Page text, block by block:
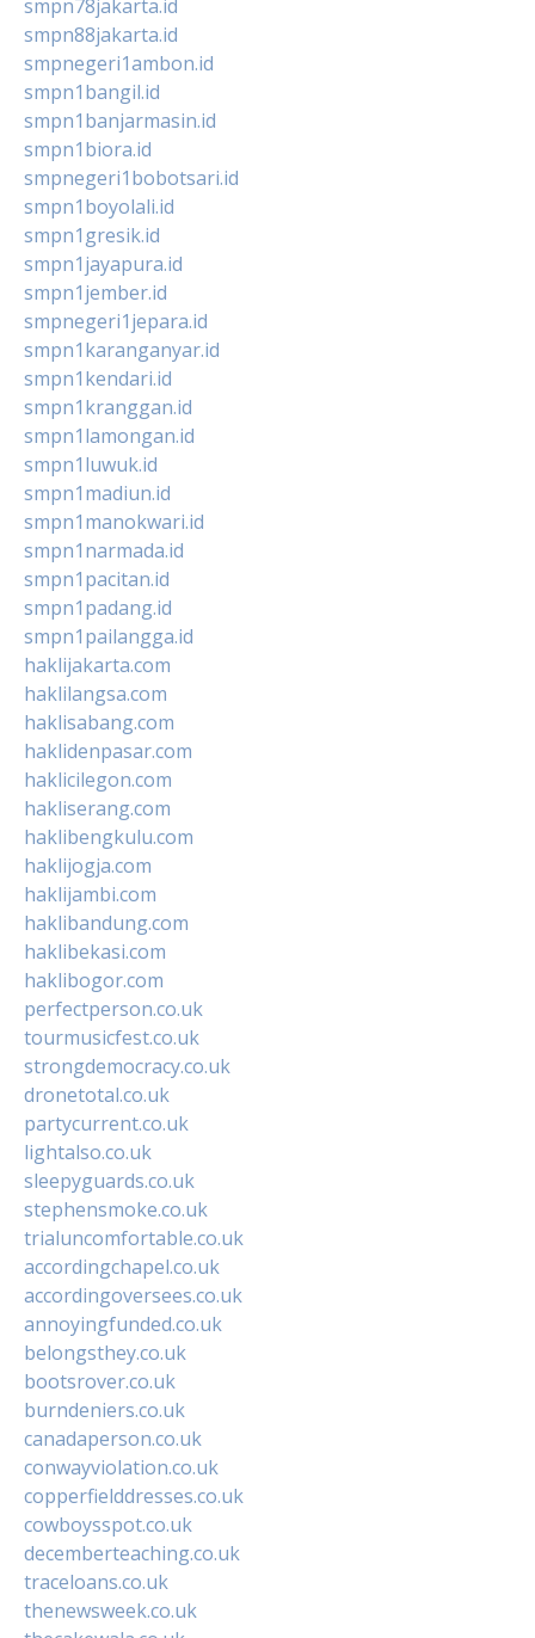
smpn78jakarta.id
smpn88jakarta.id
smpnegeri1ambon.id
smpn1bangil.id
smpn1banjarmasin.id
smpn1biora.id
smpnegeri1bobotsari.id
smpn1boyolali.id
smpn1gresik.id
smpn1jayapura.id
smpn1jember.id
smpnegeri1jepara.id
smpn1karanganyar.id
smpn1kendari.id
smpn1kranggan.id
smpn1lamongan.id
smpn1luwuk.id
smpn1madiun.id
smpn1manokwari.id
smpn1narmada.id
smpn1pacitan.id
smpn1padang.id
smpn1pailangga.id
haklijakarta.com
haklilangsa.com
haklisabang.com
haklidenpasar.com
haklicilegon.com
hakliserang.com
haklibengkulu.com
haklijogja.com
haklijambi.com
haklibandung.com
haklibekasi.com
haklibogor.com
perfectperson.co.uk
tourmusicfest.co.uk
strongdemocracy.co.uk
dronetotal.co.uk
partycurrent.co.uk
lightalso.co.uk
sleepyguards.co.uk
stephensmoke.co.uk
trialuncomfortable.co.uk
accordingchapel.co.uk
accordingoversees.co.uk
annoyingfunded.co.uk
belongsthey.co.uk
bootsrover.co.uk
burndeniers.co.uk
canadaperson.co.uk
conwayviolation.co.uk
copperfielddresses.co.uk
cowboysspot.co.uk
decemberteaching.co.uk
traceloans.co.uk
thenewsweek.co.uk